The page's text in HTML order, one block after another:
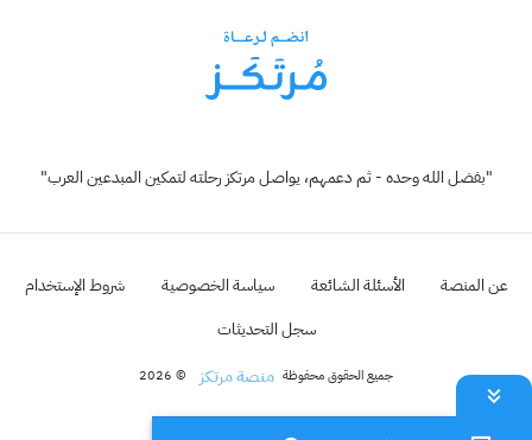
"بفضل الله وحده - ثم دعمهم، يواصل مرتكز رحلته لتمكين المبدعين العرب"
عن المنصة الأسئلة الشائعة سياسة الخصوصية
شروط الإستخدام
سجل التحديثات
جميع الحقوق محفوظة منصة مرتكز © 2026